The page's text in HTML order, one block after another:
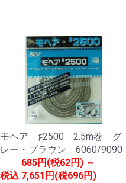
モヘア ♯2500 2.5m巻 グ
レー・ブラウン 6060/9090
税込
685円(税62円) ～
7,651円(税696円)